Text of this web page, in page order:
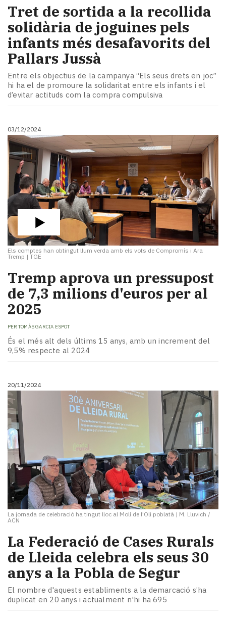
Tret de sortida a la recollida
solidària de joguines pels
infants més desafavorits del
Pallars Jussà
Entre els objectius de la campanya “Els seus drets en joc”
hi ha el de promoure la solidaritat entre els infants i el
d’evitar actituds com la compra compulsiva
03/12/2024
Els comptes han obtingut llum verda amb els vots de Compromís i Ara
Tremp | TGE
Tremp aprova un pressupost
de 7,3 milions d'euros per al
2025
PER TOMÀS GARCIA ESPOT
És el més alt dels últims 15 anys, amb un increment del
9,5% respecte al 2024
20/11/2024
La jornada de celebració ha tingut lloc al Molí de l'Oli poblatà | M. Lluvich /
ACN
La Federació de Cases Rurals
de Lleida celebra els seus 30
anys a la Pobla de Segur
El nombre d'aquests establiments a la demarcació s’ha
duplicat en 20 anys i actualment n'hi ha 695